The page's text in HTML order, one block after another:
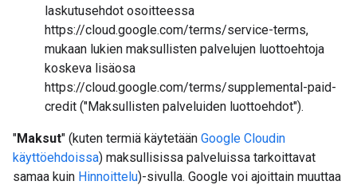
laskutusehdot osoitteessa
https://cloud.google.com/terms/service-terms,
mukaan lukien maksullisten palvelujen luottoehtoja
koskeva lisäosa
https://cloud.google.com/terms/supplemental-paid-
credit ("Maksullisten palveluiden luottoehdot").
"Maksut" (kuten termiä käytetään Google Cloudin
käyttöehdoissa) maksullisissa palveluissa tarkoittavat
samaa kuin Hinnoittelu)-sivulla. Google voi ajoittain muuttaa